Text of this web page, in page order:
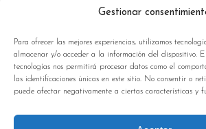
Gestionar
Para ofrecer las mejores experiencias, utilizamos
almacenar y/o acceder a la información del dispositivo.
tecnologías nos permitirá procesar datos como el
las identificaciones únicas en este sitio. No consentir o
puede afectar negativamente a ciertas características y
Workshop BMW Neue Klasse
Kia EV2 y Kia Seltos
Skoda Octavia RS
INFORMACIÓN DE